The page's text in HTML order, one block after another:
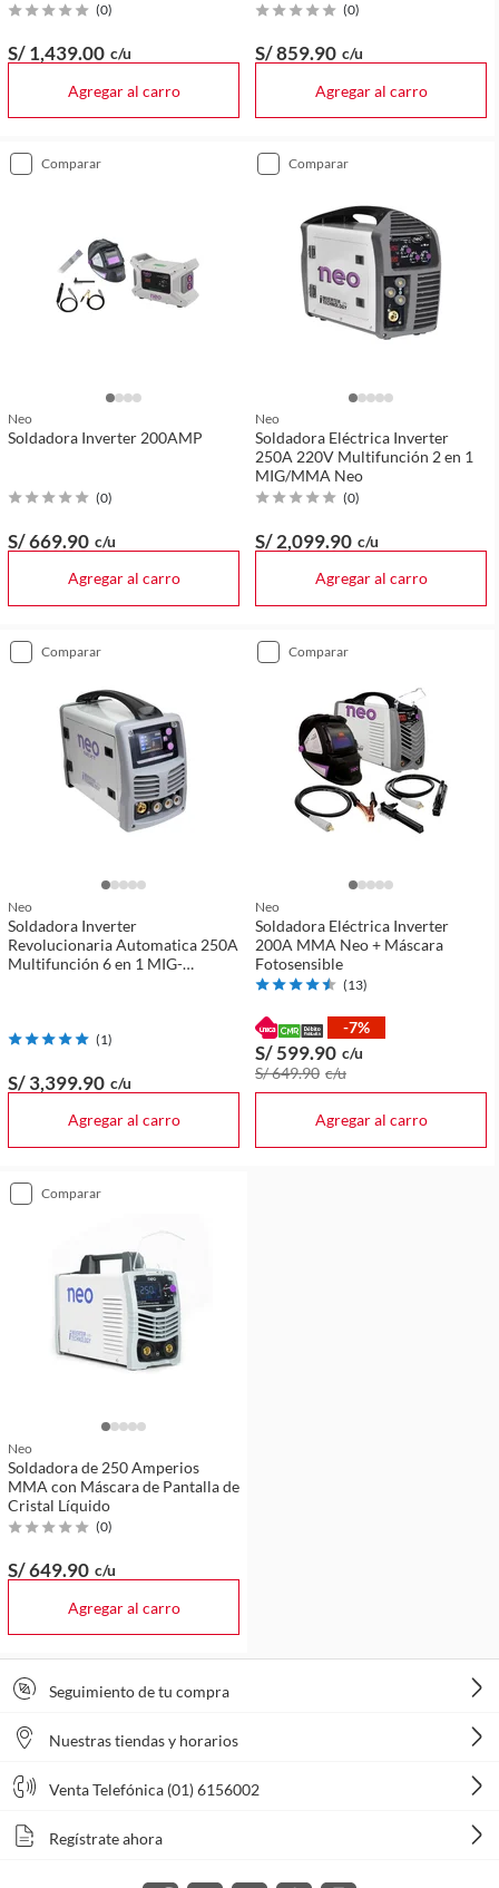
(0)
S/ 1,439.00 c/u
Agregar al carro
(0)
S/ 859.90 c/u
Agregar al carro
comparar
Neo
Soldadora Inverter 200AMP
(0)
S/ 669.90 c/u
Agregar al carro
comparar
Neo
Soldadora Eléctrica Inverter
250A 220V Multifunción 2 en 1
MIG/MMA Neo
(0)
S/ 2,099.90 c/u
Agregar al carro
comparar
Neo
Soldadora Inverter
Revolucionaria Automatica 250A
Multifunción 6 en 1 MIG-
ANDROI Y IOS, GUIS DE VOZ EN
DE ENERGY .
(1)
S/ 3,399.90 c/u
Agregar al carro
comparar
Neo
Soldadora Eléctrica Inverter
200A MMA Neo + Máscara
Fotosensible
(13)
-7%
S/ 599.90 c/u
S/ 649.90 c/u
Agregar al carro
comparar
Neo
Soldadora de 250 Amperios
MMA con Máscara de Pantalla de
Cristal Líquido
(0)
S/ 649.90 c/u
Agregar al carro
Seguimiento de tu compra
Nuestras tiendas y horarios
Venta Telefónica (01) 6156002
Regístrate ahora